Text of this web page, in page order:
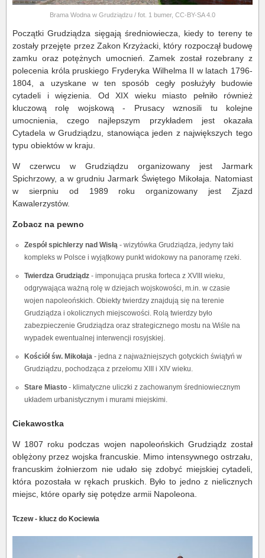
Brama Wodna w Grudziądzu / fot. 1 bumer, CC-BY-SA 4.0
Początki Grudziądza sięgają średniowiecza, kiedy to tereny te
zostały przejęte przez Zakon Krzyżacki, który rozpoczął budowę
zamku oraz potężnych umocnień. Zamek został rozebrany z
polecenia króla pruskiego Fryderyka Wilhelma II w latach 1796-
1804, a uzyskane w ten sposób cegły posłużyły budowie
cytadeli i więzienia. Od XIX wieku miasto pełniło również
kluczową rolę wojskową - Prusacy wznosili tu kolejne
umocnienia, czego najlepszym przykładem jest okazała
Cytadela w Grudziądzu, stanowiąca jeden z największych tego
typu obiektów w kraju.
W czerwcu w Grudziądzu organizowany jest Jarmark
Spichrzowy, a w grudniu Jarmark Świętego Mikołaja. Natomiast
w sierpniu od 1989 roku organizowany jest Zjazd
Kawalerzystów.
Zobacz na pewno
Zespół spichlerzy nad Wisłą - wizytówka Grudziądza, jedyny taki
kompleks w Polsce i wyjątkowy punkt widokowy na panoramę rzeki.
Twierdza Grudziądz - imponująca pruska forteca z XVIII wieku,
odgrywająca ważną rolę w dziejach wojskowości, m.in. w czasie
wojen napoleońskich. Obiekty twierdzy znajdują się na terenie
Grudziądza i okolicznych miejscowości. Rolą twierdzy było
zabezpieczenie Grudziądza oraz strategicznego mostu na Wiśle na
wypadek ewentualnej interwencji rosyjskiej.
Kościół św. Mikołaja - jedna z najważniejszych gotyckich świątyń w
Grudziądzu, pochodząca z przełomu XIII i XIV wieku.
Stare Miasto - klimatyczne uliczki z zachowanym średniowiecznym
układem urbanistycznym i murami miejskimi.
Ciekawostka
W 1807 roku podczas wojen napoleońskich Grudziądz został
oblężony przez wojska francuskie. Mimo intensywnego ostrzału,
francuskim żołnierzom nie udało się zdobyć miejskiej cytadeli,
która pozostała w rękach pruskich. Było to jedno z nielicznych
miejsc, które oparły się potędze armii Napoleona.
Tczew - klucz do Kociewia